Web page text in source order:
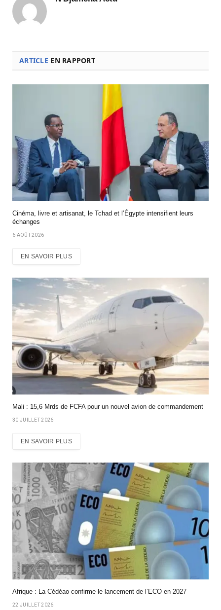
ARTICLE EN RAPPORT
Cinéma, livre et artisanat, le Tchad et l’Égypte intensifient leurs
échanges
6 AOÛT 2026
EN SAVOIR PLUS
Mali : 15,6 Mrds de FCFA pour un nouvel avion de commandement
30 JUILLET 2026
EN SAVOIR PLUS
Afrique : La Cédéao confirme le lancement de l’ECO en 2027
22 JUILLET 2026